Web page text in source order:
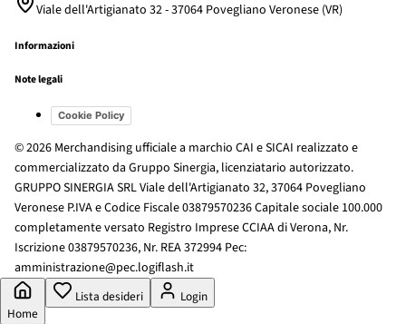
Viale dell'Artigianato 32 - 37064 Povegliano Veronese (VR)
Informazioni
Note legali
Cookie Policy
© 2026 Merchandising ufficiale a marchio CAI e SICAI realizzato e
commercializzato da Gruppo Sinergia, licenziatario autorizzato.
GRUPPO SINERGIA SRL Viale dell'Artigianato 32, 37064 Povegliano
Veronese P.IVA e Codice Fiscale 03879570236 Capitale sociale 100.000
completamente versato Registro Imprese CCIAA di Verona, Nr.
Iscrizione 03879570236, Nr. REA 372994 Pec:
amministrazione@pec.logiflash.it
Home
Lista desideri Login